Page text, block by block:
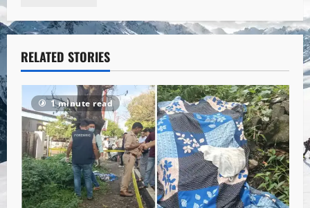
RELATED STORIES
1 minute read